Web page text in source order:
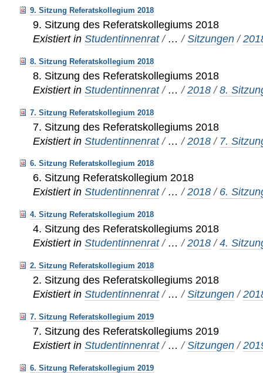
9. Sitzung Referatskollegium 2018
9. Sitzung des Referatskollegiums 2018
Existiert in Studentinnenrat / …/Sitzungen /
8. Sitzung Referatskollegium 2018
8. Sitzung des Referatskollegiums 2018
Existiert in Studentinnenrat / …/2018 /8.
7. Sitzung Referatskollegium 2018
7. Sitzung des Referatskollegiums 2018
Existiert in Studentinnenrat / …/2018 / 7.
6. Sitzung Referatskollegium 2018
6. Sitzung Referatskollegium 2018
Existiert in Studentinnenrat / …/2018 / 6.
4. Sitzung Referatskollegium 2018
4. Sitzung des Referatskollegiums 2018
Existiert in Studentinnenrat / …/2018 /4.
2. Sitzung Referatskollegium 2018
2. Sitzung des Referatskollegiums 2018
Existiert in Studentinnenrat / …/Sitzungen /
7. Sitzung Referatskollegium 2019
7. Sitzung des Referatskollegiums 2019
Existiert in Studentinnenrat / …/Sitzungen /
6. Sitzung Referatskollegium 2019